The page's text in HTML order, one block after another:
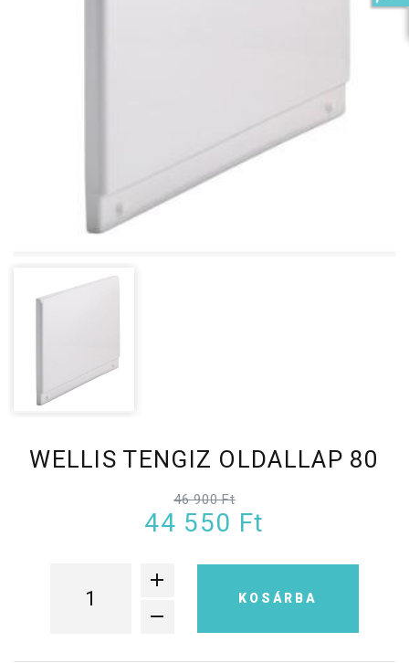
WELLIS TENGIZ OLDALLAP 80
46 900 Ft
44 550 Ft
KOSÁRBA